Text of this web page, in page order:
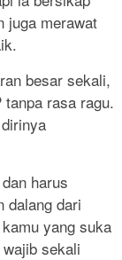
juga merawat
besar sekali,
rasa ragu.
harus
dalang dari
yang suka
sekali